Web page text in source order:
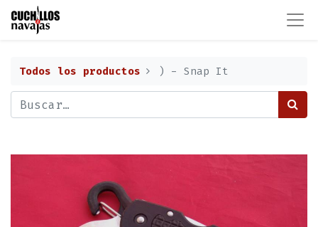
Todos los productos ) - Snap It